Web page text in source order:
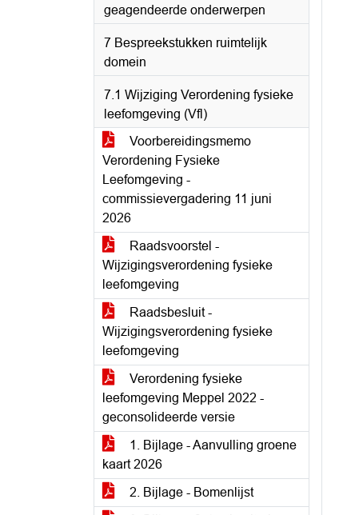
geagendeerde onderwerpen
7 Bespreekstukken ruimtelijk
domein
7.1 Wijziging Verordening fysieke
leefomgeving (Vfl)
Voorbereidingsmemo
Verordening Fysieke
Leefomgeving -
commissievergadering 11 juni
2026
Raadsvoorstel -
Wijzigingsverordening fysieke
leefomgeving
Raadsbesluit -
Wijzigingsverordening fysieke
leefomgeving
Verordening fysieke
leefomgeving Meppel 2022 -
geconsolideerde versie
1. Bijlage - Aanvulling groene
kaart 2026
2. Bijlage - Bomenlijst